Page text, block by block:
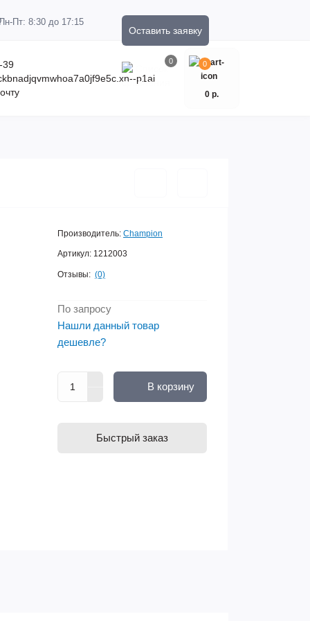
Пт: 8:30 до 17:15
Оставить заявку
39
p1ai
0 0
0 р.
Производитель: Champion
Артикул: 1212003
Отзывы: (0)
По запросу
Нашли данный товар
дешевле?
В корзину
Быстрый заказ